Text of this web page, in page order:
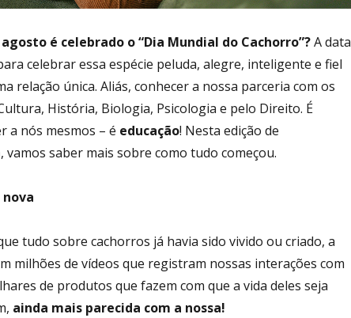
é celebrado o “Dia Mundial do Cachorro”?A data
celebrar essa espécie peluda, alegre, inteligente e fiel
relação única. Aliás, conhecer a nossa parceria com os
História, Biologia, Psicologia e pelo Direito. É
a nós mesmos – é educação! Nesta edição de
, vamos saber mais sobre como tudo começou.
tudo sobre cachorros já havia sido vivido ou criado, a
milhões de vídeos que registram nossas interações com
de produtos que fazem com que a vida deles seja
ainda mais parecida com a nossa!